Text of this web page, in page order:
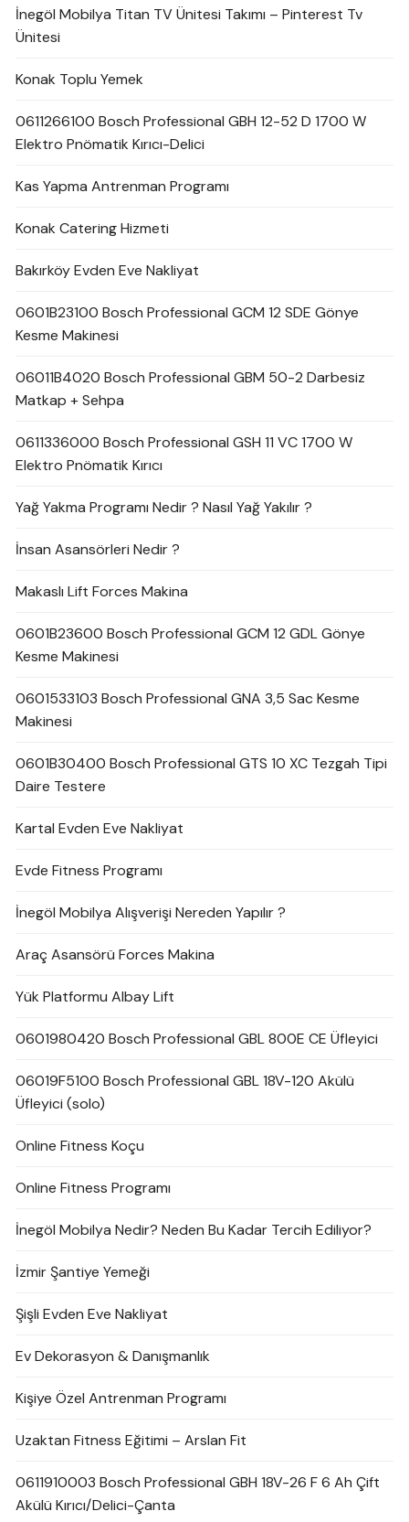
İnegöl Mobilya Titan TV Ünitesi Takımı – Pinterest Tv
Ünitesi
Konak Toplu Yemek
0611266100 Bosch Professional GBH 12-52 D 1700 W
Elektro Pnömatik Kırıcı-Delici
Kas Yapma Antrenman Programı
Konak Catering Hizmeti
Bakırköy Evden Eve Nakliyat
0601B23100 Bosch Professional GCM 12 SDE Gönye
Kesme Makinesi
06011B4020 Bosch Professional GBM 50-2 Darbesiz
Matkap + Sehpa
0611336000 Bosch Professional GSH 11 VC 1700 W
Elektro Pnömatik Kırıcı
Yağ Yakma Programı Nedir ? Nasıl Yağ Yakılır ?
İnsan Asansörleri Nedir ?
Makaslı Lift Forces Makina
0601B23600 Bosch Professional GCM 12 GDL Gönye
Kesme Makinesi
0601533103 Bosch Professional GNA 3,5 Sac Kesme
Makinesi
0601B30400 Bosch Professional GTS 10 XC Tezgah Tipi
Daire Testere
Kartal Evden Eve Nakliyat
Evde Fitness Programı
İnegöl Mobilya Alışverişi Nereden Yapılır ?
Araç Asansörü Forces Makina
Yük Platformu Albay Lift
0601980420 Bosch Professional GBL 800E CE Üfleyici
06019F5100 Bosch Professional GBL 18V-120 Akülü
Üfleyici (solo)
Online Fitness Koçu
Online Fitness Programı
İnegöl Mobilya Nedir? Neden Bu Kadar Tercih Ediliyor?
İzmir Şantiye Yemeği
Şişli Evden Eve Nakliyat
Ev Dekorasyon & Danışmanlık
Kişiye Özel Antrenman Programı
Uzaktan Fitness Eğitimi – Arslan Fit
0611910003 Bosch Professional GBH 18V-26 F 6 Ah Çift
Akülü Kırıcı/Delici-Çanta